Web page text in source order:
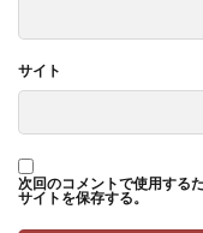
サイト
次回のコメントで使用する
サイトを保存する。